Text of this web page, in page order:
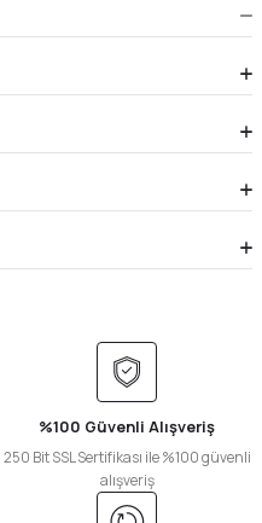
%100 Güvenli Alışveriş
250 Bit SSL Sertifikası ile %100 güvenli
alışveriş